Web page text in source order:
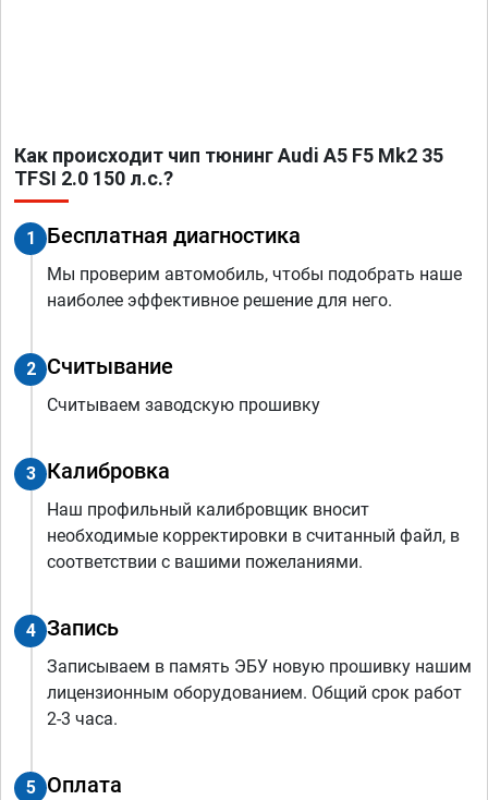
Как происходит чип тюнинг Audi A5 F5 Mk2 35
TFSI 2.0 150 л.с.?
1 Бесплатная диагностика
Мы проверим автомобиль, чтобы подобрать наше
наиболее эффективное решение для него.
2 Считывание
Считываем заводскую прошивку
3 Калибровка
Наш профильный калибровщик вносит
необходимые корректировки в считанный файл, в
соответствии с вашими пожеланиями.
4 Запись
Записываем в память ЭБУ новую прошивку нашим
лицензионным оборудованием. Общий срок работ
2-3 часа.
5 Оплата